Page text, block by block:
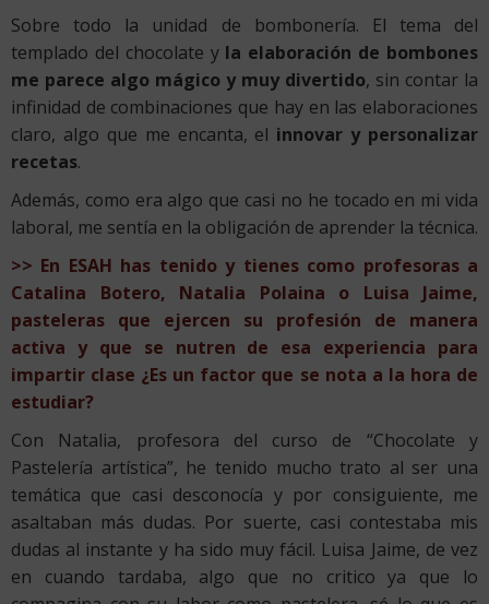
Sobre todo la unidad de bombonería. El tema del
templado del chocolate y la elaboración de bombones
me parece algo mágico y muy divertido, sin contar la
infinidad de combinaciones que hay en las elaboraciones
claro, algo que me encanta, el innovar y personalizar
recetas.
Además, como era algo que casi no he tocado en mi vida
laboral, me sentía en la obligación de aprender la técnica.
>> En ESAH has tenido y tienes como profesoras a
Catalina Botero, Natalia Polaina o Luisa Jaime,
pasteleras que ejercen su profesión de manera
activa y que se nutren de esa experiencia para
impartir clase ¿Es un factor que se nota a la hora de
estudiar?
Con Natalia, profesora del curso de “Chocolate y
Pastelería artística”, he tenido mucho trato al ser una
temática que casi desconocía y por consiguiente, me
asaltaban más dudas. Por suerte, casi contestaba mis
dudas al instante y ha sido muy fácil. Luisa Jaime, de vez
en cuando tardaba, algo que no critico ya que lo